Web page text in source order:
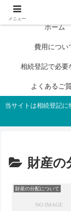
相続登記が
ホーム
費用につい
相続登記で必要
よくあるご
当サイトは相続登記に
財産の
財産の分配について
メニュー